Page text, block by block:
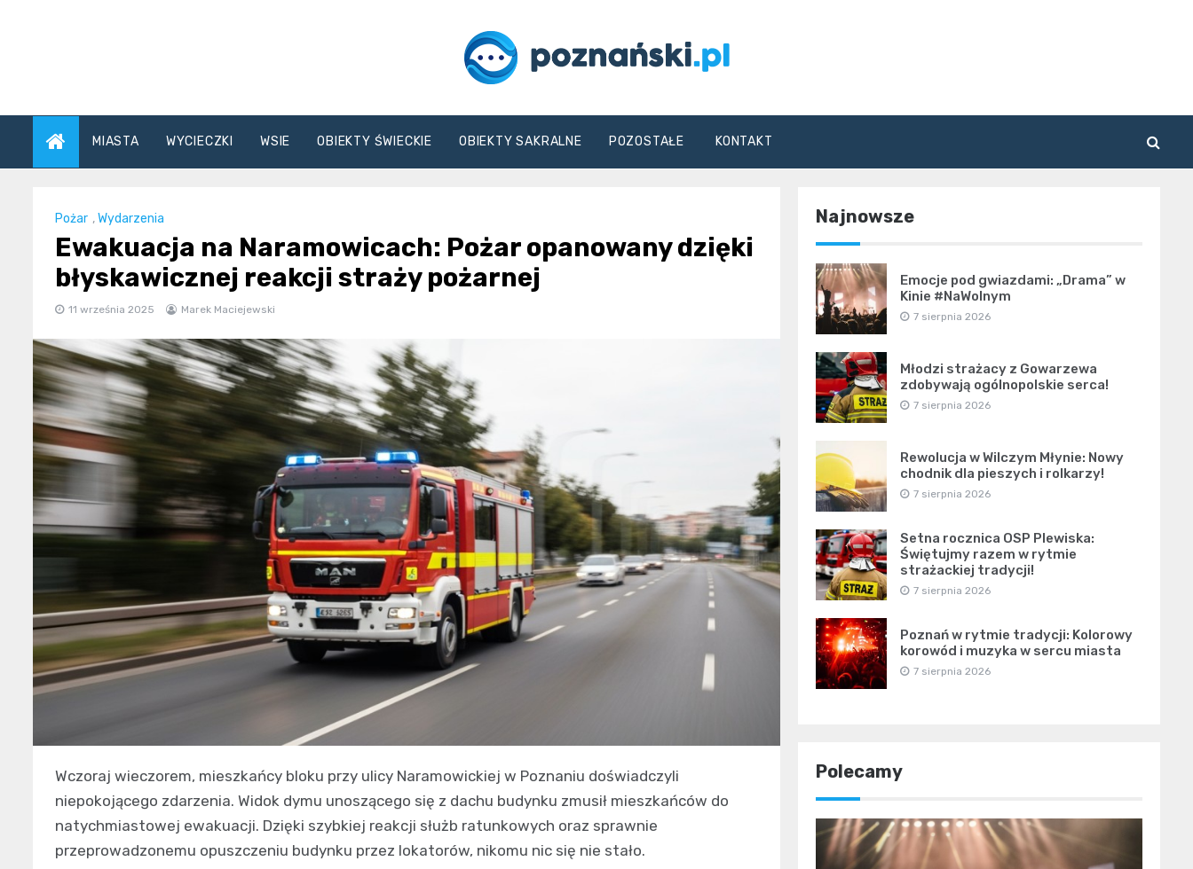
poznanski.pl
MIASTA WYCIECZKI WSIE OBIEKTY ŚWIECKIE OBIEKTY SAKRALNE POZOSTAŁE KONTAKT
Pożar ,Wydarzenia
Ewakuacja na Naramowicach: Pożar opanowany dzięki
błyskawicznej reakcji straży pożarnej
11 września 2025 Marek Maciejewski
Wczoraj wieczorem, mieszkańcy bloku przy ulicy Naramowickiej w Poznaniu doświadczyli
niepokojącego zdarzenia. Widok dymu unoszącego się z dachu budynku zmusił mieszkańców do
natychmiastowej ewakuacji. Dzięki szybkiej reakcji służb ratunkowych oraz sprawnie
przeprowadzonemu opuszczeniu budynku przez lokatorów, nikomu nic się nie stało.
Najnowsze
Emocje pod gwiazdami: „Drama” w
Kinie #NaWolnym
7 sierpnia 2026
Młodzi strażacy z Gowarzewa
zdobywają ogólnopolskie serca!
7 sierpnia 2026
Rewolucja w Wilczym Młynie: Nowy
chodnik dla pieszych i rolkarzy!
7 sierpnia 2026
Setna rocznica OSP Plewiska:
Świętujmy razem w rytmie
strażackiej tradycji!
7 sierpnia 2026
Poznań w rytmie tradycji: Kolorowy
korowód i muzyka w sercu miasta
7 sierpnia 2026
Polecamy